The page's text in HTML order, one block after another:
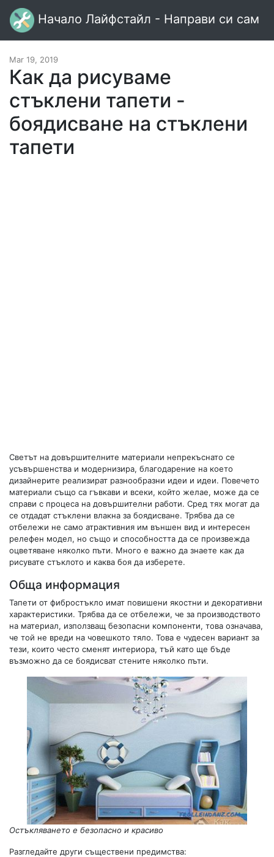
Начало Лайфстайл - Направи си сам
Mar 19, 2019
Как да рисуваме
стъклени тапети -
боядисване на стъклени
тапети
Светът на довършителните материали непрекъснато се
усъвършенства и модернизира, благодарение на което
дизайнерите реализират разнообразни идеи и идеи. Повечето
материали също са гъвкави и всеки, който желае, може да се
справи с процеса на довършителни работи. Сред тях могат да
се отдадат стъклени влакна за боядисване. Трябва да се
отбележи не само атрактивния им външен вид и интересен
релефен модел, но също и способността да се произвежда
оцветяване няколко пъти. Много е важно да знаете как да
рисувате стъклото и каква боя да изберете.
Обща информация
Тапети от фибростъкло имат повишени якостни и декоративни
характеристики. Трябва да се отбележи, че за производството
на материал, използващ безопасни компоненти, това означава,
че той не вреди на човешкото тяло. Това е чудесен вариант за
тези, които често сменят интериора, тъй като ще бъде
възможно да се боядисват стените няколко пъти.
Остъкляването е безопасно и красиво
Разгледайте други съществени предимства: